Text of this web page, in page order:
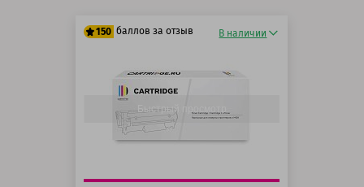
150 баллов за отзыв
125 баллов
150 баллов
В наличии
Быстрый просмотр